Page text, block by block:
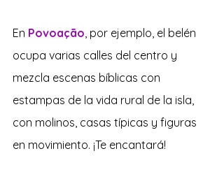
En Povoação , por ejemplo, el belén
ocupa varias calles del centro y
mezcla escenas bíblicas con
estampas de la vida rural de la isla,
con molinos, casas típicas y figuras
en movimiento. ¡Te encantará!